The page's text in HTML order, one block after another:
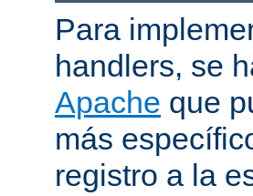
Para
handlers, se
Apache que
más
registro a la